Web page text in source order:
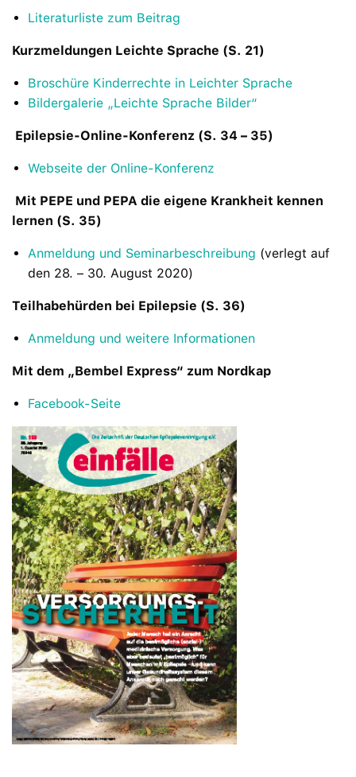
Literaturliste zum Beitrag
Kurzmeldungen Leichte Sprache (S. 21)
Broschüre Kinderrechte in Leichter Sprache
Bildergalerie „Leichte Sprache Bilder“
Epilepsie-Online-Konferenz (S. 34 – 35)
Webseite der Online-Konferenz
Mit PEPE und PEPA die eigene Krankheit kennen
lernen (S. 35)
Anmeldung und Seminarbeschreibung (verlegt auf
den 28. – 30. August 2020)
Teilhabehürden bei Epilepsie (S. 36)
Anmeldung und weitere Informationen
Mit dem „Bembel Express“ zum Nordkap
Facebook-Seite